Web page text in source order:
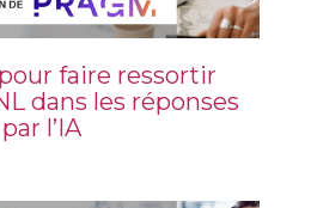
faire ressortir
dans les réponses
l’IA